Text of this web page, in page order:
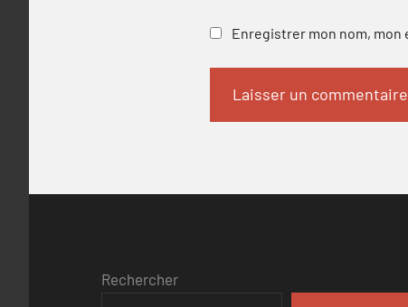
Enregistrer mon nom, mon
Rechercher